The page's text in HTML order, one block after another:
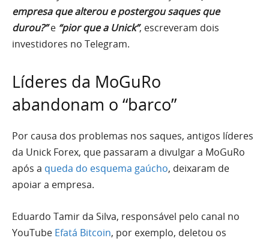
empresa que alterou e postergou saques que
durou?”e “pior que a Unick”, escreveram dois
investidores no Telegram.
Líderes da MoGuRo
abandonam o “barco”
Por causa dos problemas nos saques, antigos líderes
da Unick Forex, que passaram a divulgar a MoGuRo
após a queda do esquema gaúcho, deixaram de
apoiar a empresa.
Eduardo Tamir da Silva, responsável pelo canal no
YouTube Efatá Bitcoin, por exemplo, deletou os